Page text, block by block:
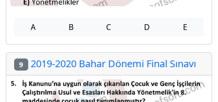
A B C D E
9 2019-2020 Bahar Dönemi Final Sınavı